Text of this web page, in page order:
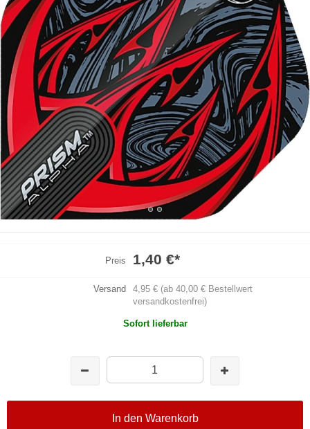
Preis 1,40 €*
Versand
4,95 € (ab 40,00 € Bestellwert
versandkostenfrei)
Sofort lieferbar
In den Warenkorb